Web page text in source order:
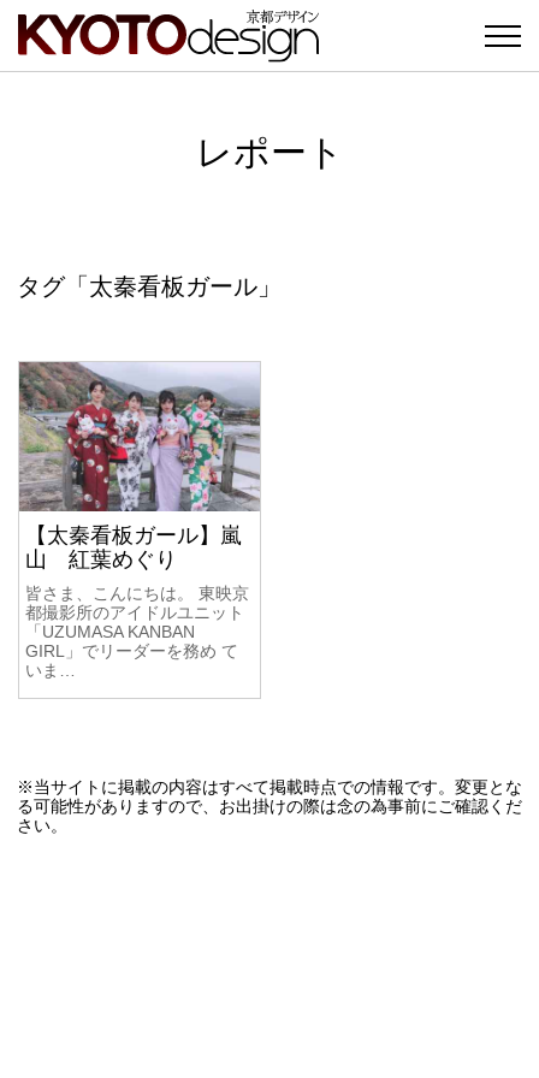
レポート
タグ「太秦看板ガール」
【太秦看板ガール】嵐
山 紅葉めぐり
皆さま、こんにちは。 東映京
都撮影所のアイドルユニット
「UZUMASA KANBAN
GIRL」でリーダーを務め て
いま…
※当サイトに掲載の内容はすべて掲載時点での情報です。変更とな
る可能性がありますので、お出掛けの際は念の為事前にご確認くだ
さい。